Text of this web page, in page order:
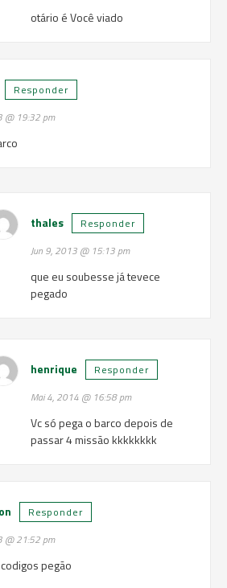
otário é Você viado
Responder
@ 19:32 pm
thales Responder
Jun 9, 2013 @ 15:13 pm
que eu soubesse já tevece
pegado
henrique Responder
Mai 4, 2014 @ 16:58 pm
Vc só pega o barco depois de
passar 4 missão kkkkkkkk
Responder
@ 21:52 pm
pegão